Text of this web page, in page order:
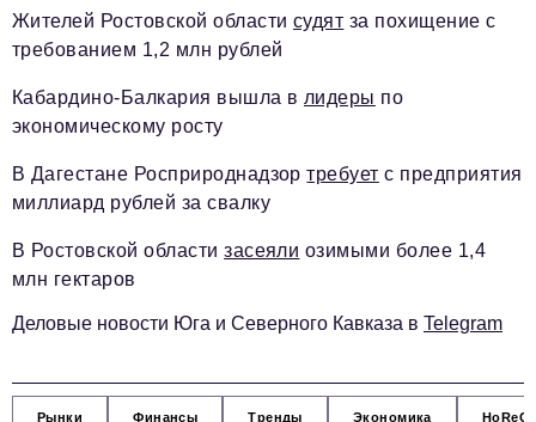
Недвижимость
Мнение
Технологии
Промышленность
Общество
Транспорт
Ритейл
Телеком
Жителей Ростовской области судят за похищение с
требованием 1,2 млн рублей
Кабардино-Балкария вышла в лидеры по
экономическому росту
В Дагестане Росприроднадзортребует с предприятия
миллиард рублей за свалку
В Ростовской областизасеяли озимыми более 1,4
млн гектаров
Деловые новости Юга и Северного Кавказа в Telegram
Рынки Финансы Тренды Экономика HoReCa